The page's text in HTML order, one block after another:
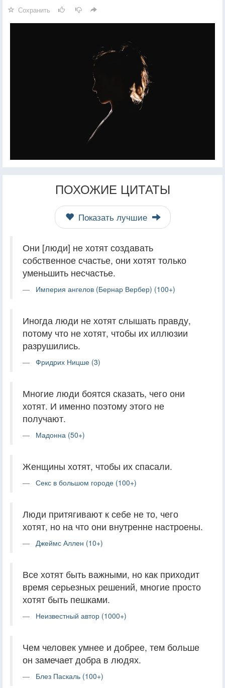
Сохранить
ПОХОЖИЕ ЦИТАТЫ
Показать лучшие
Они [люди] не хотят создавать
собственное счастье, они хотят только
уменьшить несчастье.
Империя ангелов (Бернар Вербер) (100+)
Иногда люди не хотят слышать правду,
потому что не хотят, чтобы их иллюзии
разрушились.
Фридрих Ницше (3)
Многие люди боятся сказать, чего они
хотят. И именно поэтому этого не
получают.
Мадонна (50+)
Женщины хотят, чтобы их спасали.
Секс в большом городе (100+)
Люди притягивают к себе не то, чего
хотят, но на что они внутренне настроены.
Джеймс Аллен (10+)
Все хотят быть важными, но как приходит
время серьезных решений, многие просто
хотят быть пешками.
Неизвестный автор (1000+)
Чем человек умнее и добрее, тем больше
он замечает добра в людях.
Блез Паскаль (100+)